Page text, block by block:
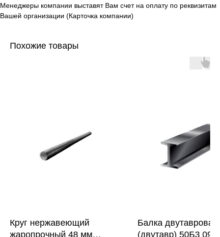
Менеджеры компании выставят Вам счет на оплату по реквизитам
Вашей организации (Карточка компании)
Похожие товары
Круг нержавеющий
жаропрочный 48 мм
Балка двутавровая
(двутавр) 50Б3